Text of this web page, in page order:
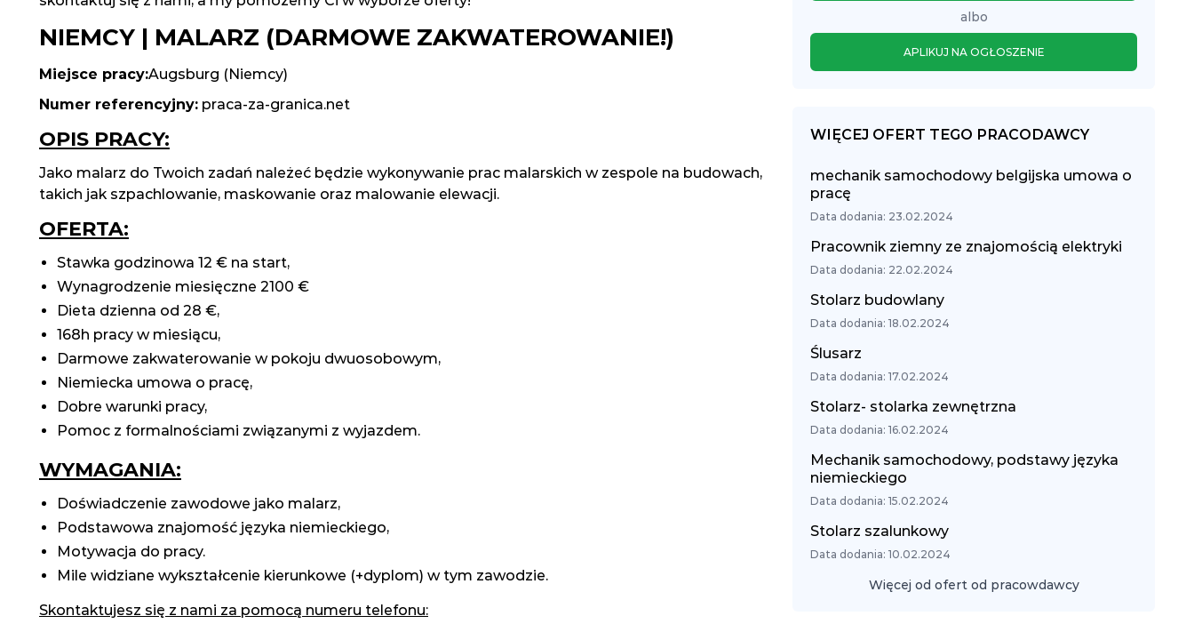
NIEMCY | MALARZ (DARMOWE ZAKWATEROWANIE!)
Miejsce pracy:Augsburg (Niemcy)
Numer referencyjny: praca-za-granica.net
OPIS PRACY:
Jako malarz do Twoich zadań należeć będzie wykonywanie prac malarskich w zespole na budowach,
takich jak szpachlowanie, maskowanie oraz malowanie elewacji.
OFERTA:
Stawka godzinowa 12 € na start,
Wynagrodzenie miesięczne 2100 €
Dieta dzienna od 28 €,
168h pracy w miesiącu,
Darmowe zakwaterowanie w pokoju dwuosobowym,
Niemiecka umowa o pracę,
Dobre warunki pracy,
Pomoc z formalnościami związanymi z wyjazdem.
WYMAGANIA:
Doświadczenie zawodowe jako malarz,
Podstawowa znajomość języka niemieckiego,
Motywacja do pracy.
Mile widziane wykształcenie kierunkowe (+dyplom) w tym zawodzie.
Skontaktujesz się z nami za pomocą numeru telefonu:
albo
APLIKUJ NA OGŁOSZENIE
WIĘCEJ OFERT TEGO PRACODAWCY
mechanik samochodowy belgijska umowa o
pracę
Data dodania: 23.02.2024
Pracownik ziemny ze znajomością elektryki
Data dodania: 22.02.2024
Stolarz budowlany
Data dodania: 18.02.2024
Ślusarz
Data dodania: 17.02.2024
Stolarz- stolarka zewnętrzna
Data dodania: 16.02.2024
Mechanik samochodowy, podstawy języka
niemieckiego
Data dodania: 15.02.2024
Stolarz szalunkowy
Data dodania: 10.02.2024
Więcej od ofert od pracowdawcy